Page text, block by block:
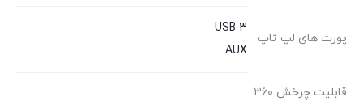
پورت های لپ تاپ
USB 3
AUX
قابلیت چرخش ۳۶۰